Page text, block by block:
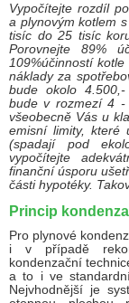
Vypočítejte rozdíl
a plynovým kotlem
tisíc do 25 tisíc
Porovnejte 89%
109%účinností
náklady za
bude okolo
bude v rozmezí 4 -
všeobecně Vás u
emisní limity, které
(spadají pod
vypočítejte
finanční úsporu
části hypotéky.
Princip
Pro plynové
i v případě
kondenzační
a to i ve
Nejvhodnější je